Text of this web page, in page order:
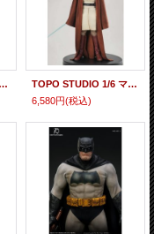
マイル美人 ヘッド 眼球可動 5種 ZC022 *予約
TOPO STUDIO 1/6 マスター ケープ TP036 *予約
6,580円(税込)